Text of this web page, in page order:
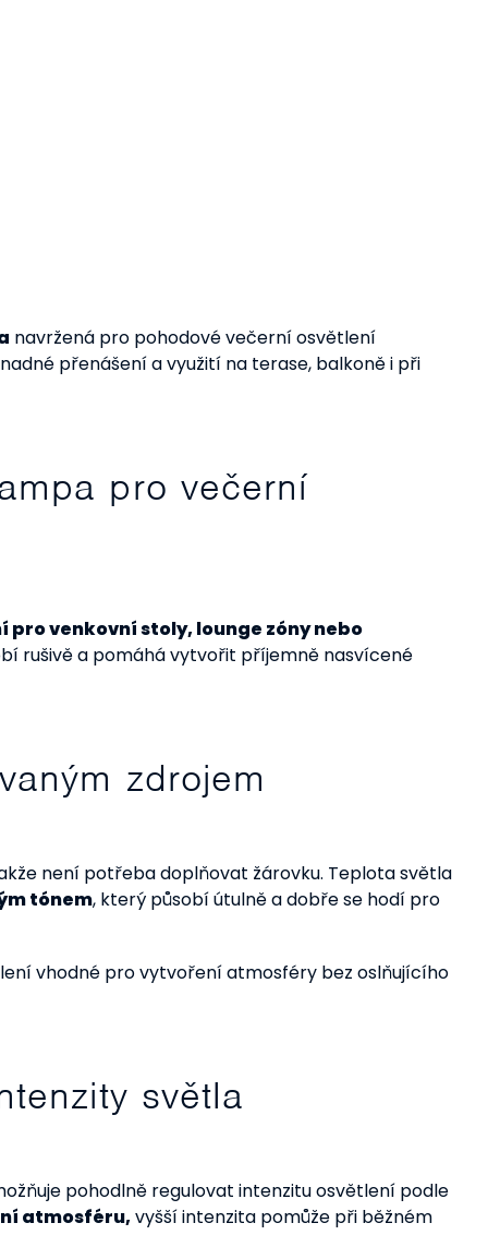
navržená pro pohodové večerní osvětlení
přenášení a využití na terase, balkoně i při
pro večerní
pro venkovní stoly, lounge zóny nebo
rušivě a pomáhá vytvořit příjemně nasvícené
zdrojem
není potřeba doplňovat žárovku. Teplota světla
tónem, který působí útulně a dobře se hodí pro
vhodné pro vytvoření atmosféry bez oslňujícího
světla
pohodlně regulovat intenzitu osvětlení podle
atmosféru,vyšší intenzita pomůže při běžném